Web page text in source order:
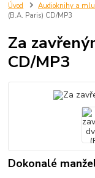
Úvod Audioknihy a
(B.A. Paris) CD/MP3
Za
CD/MP3
Dokonalé